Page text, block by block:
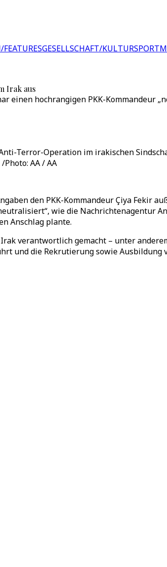
FEATURESGESELLSCHAFT/KULTURSPORT
Irak aus
einen hochrangigen PKK-Kommandeur
Terror-Operation im irakischen
AA / AA
den PKK-Kommandeur Çiya Fekir
wie die Nachrichtenagentur
Anschlag plante.
verantwortlich gemacht – unter
und die Rekrutierung sowie